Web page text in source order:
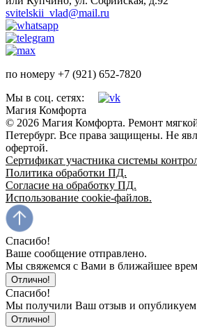
svitelskii_vlad@mail.ru
по номеру +7 (921) 652-7820
Мы в соц. сетях:
Магия Комфорта
© 2026 Магия Комфорта. Ремонт
Петербург. Все права защищены. Не
офертой.
Сертификат участника системы
Политика обработки ПД.
Согласие на обработку ПД.
Использование cookie-файлов.
Спасибо!
Ваше сообщение отправлено.
Мы свяжемся с Вами в ближайшее
Отлично!
Спасибо!
Мы получили Ваш отзыв и опубликуем
Отлично!